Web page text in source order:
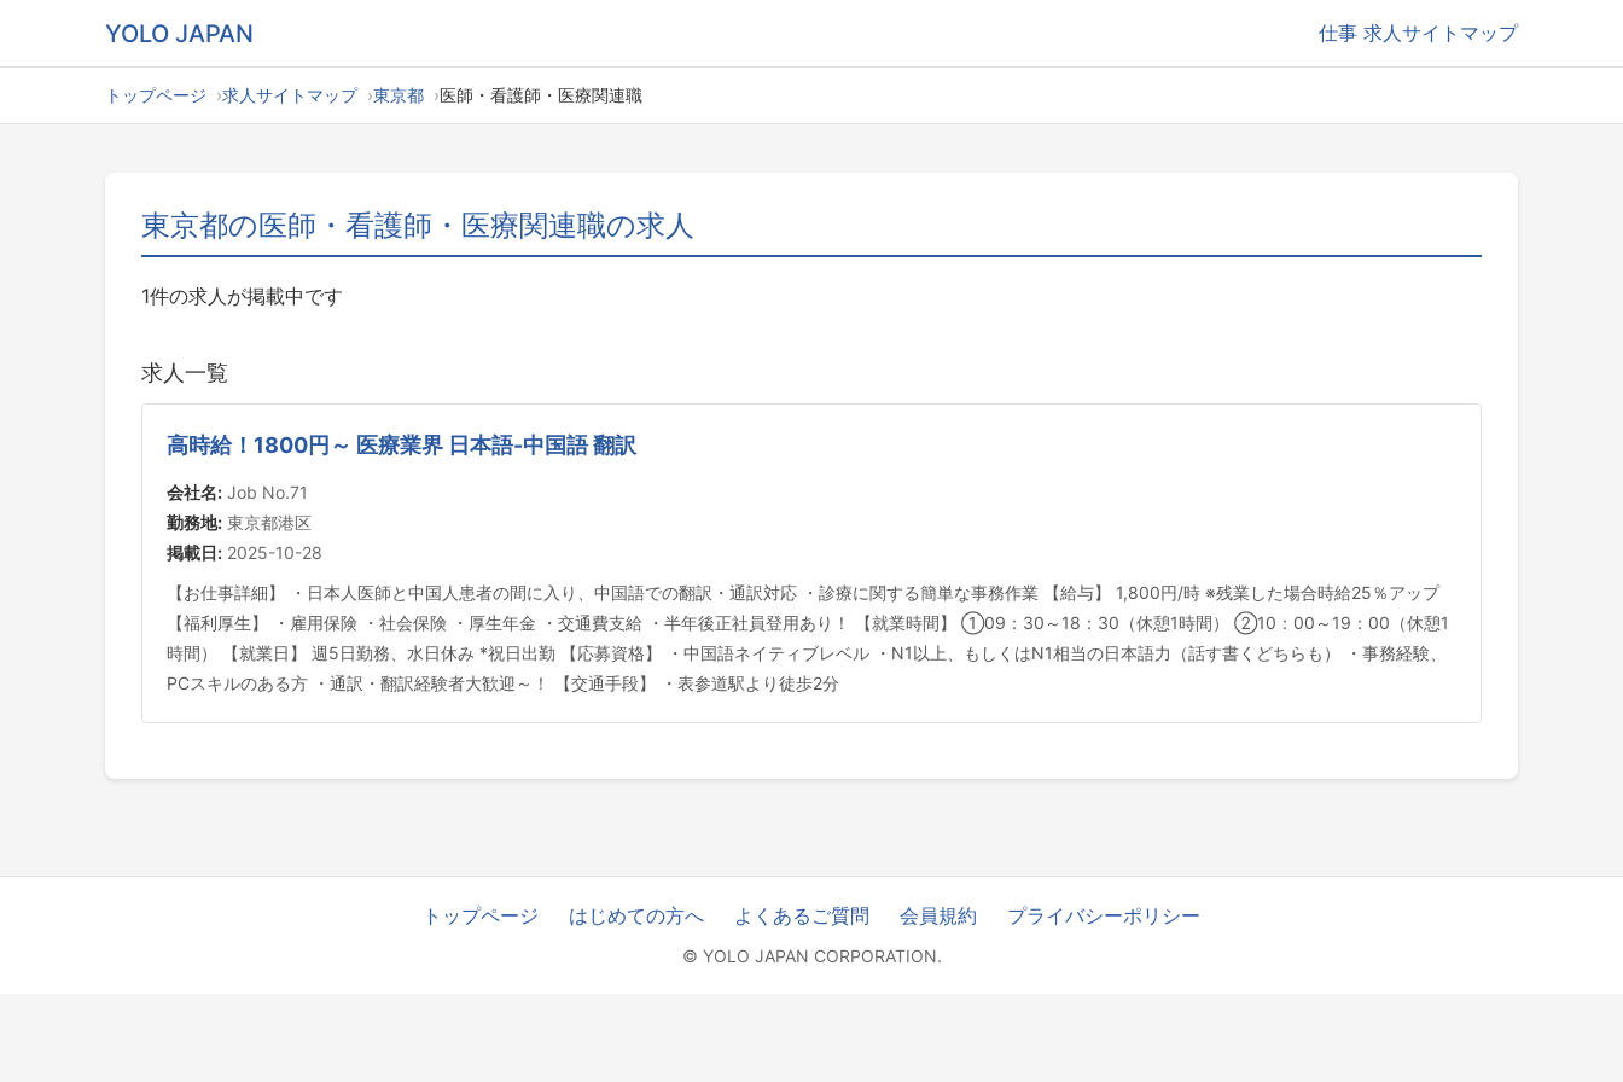
YOLO JAPAN 仕事 求人サイトマップ
トップページ 求人サイトマップ 東京都 医師・看護師・医療関連職
東京都の医師・看護師・医療関連職の求人
1件の求人が掲載中です
求人一覧
高時給！1800円～ 医療業界 日本語-中国語 翻訳
会社名: Job No.71
勤務地: 東京都港区
掲載日: 2025-10-28
【お仕事詳細】 ・日本人医師と中国人患者の間に入り、中国語での翻訳・通訳対応 ・診療に関する簡単な事務作業 【給与】 1,800円/時 ※残業した場合時給25％アップ
【福利厚生】 ・雇用保険 ・社会保険 ・厚生年金 ・交通費支給 ・半年後正社員登用あり！ 【就業時間】 ①09：30～18：30（休憩1時間） ②10：00～19：00（休憩1
時間） 【就業日】 週5日勤務、水日休み *祝日出勤 【応募資格】 ・中国語ネイティブレベル ・N1以上、もしくはN1相当の日本語力（話す書くどちらも） ・事務経験、
PCスキルのある方 ・通訳・翻訳経験者大歓迎～！ 【交通手段】 ・表参道駅より徒歩2分
トップページ はじめての方へ よくあるご質問 会員規約 プライバシーポリシー
© YOLO JAPAN CORPORATION.